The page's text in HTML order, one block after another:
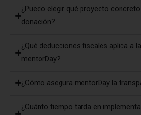
¿Puedo elegir qué proyecto
donación?
¿Qué deducciones fiscales aplica a
mentorDay?
¿Cómo asegura mentorDay la
¿Cuánto tiempo tarda en